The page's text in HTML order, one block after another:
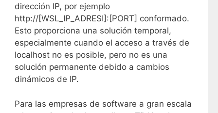
dirección IP, por ejemplo
http://[WSL_IP_ADRESI]:[PORT] conformado.
Esto proporciona una solución temporal,
especialmente cuando el acceso a través de
localhost no es posible, pero no es una
solución permanente debido a cambios
dinámicos de IP.
Para las empresas de software a gran escala